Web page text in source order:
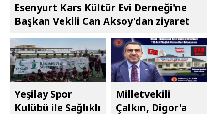
Esenyurt Kars Kültür Evi Derneği'ne
Başkan Vekili Can Aksoy'dan ziyaret
Yeşilay Spor
Kulübü ile Sağlıklı
Milletvekili
Çalkın, Digor'a